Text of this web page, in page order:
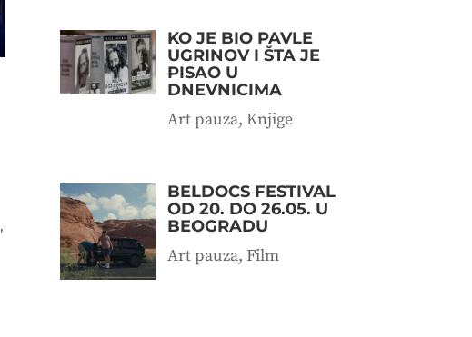
,
KO JE BIO PAVLE
UGRINOV I ŠTA JE
PISAO U
DNEVNICIMA
Art pauza, Knjige
BELDOCS FESTIVAL
OD 20. DO 26.05. U
BEOGRADU
Art pauza, Film